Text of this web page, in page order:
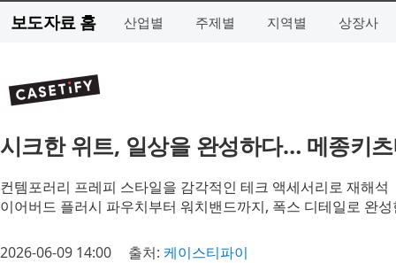
보도자료 홈 산업별 주제별 지역별 상장사
시크한 위트, 일상을 완성하다… 메종키
컨템포러리 프레피 스타일을 감각적인 테크 액세서리로 재해석
이어버드 플러시 파우치부터 워치밴드까지, 폭스 디테일로 완
2026-06-09 14:00 출처: 케이스티파이